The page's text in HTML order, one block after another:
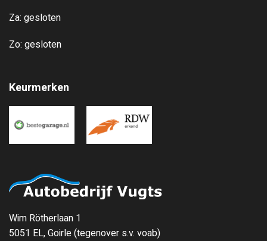
Wim Rötherlaan 1
5051 EL, Goirle (tegenover s.v. voab)
Za: gesloten
Zo: gesloten
Keurmerken